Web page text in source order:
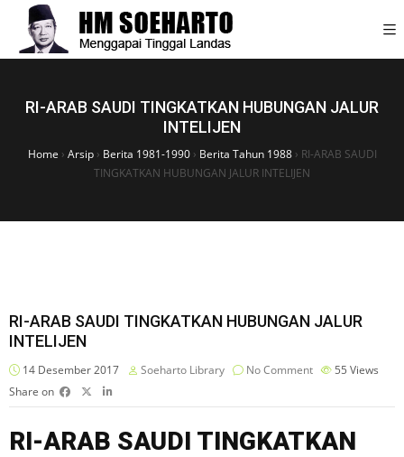
RI-ARAB SAUDI TINGKATKAN HUBUNGAN JALUR
INTELIJEN
Home › Arsip› Berita 1981-1990› Berita Tahun 1988› RI-ARAB SAUDI
TINGKATKAN HUBUNGAN JALUR INTELIJEN
RI-ARAB SAUDI TINGKATKAN HUBUNGAN JALUR
INTELIJEN
14 Desember 2017 Soeharto Library No Comment 55 Views
Share on
RI-ARAB SAUDI TINGKATKAN